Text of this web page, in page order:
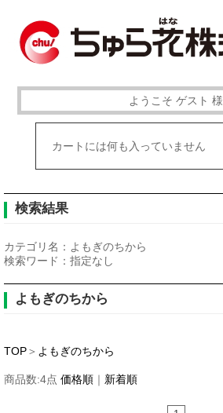
ようこそ ゲスト 様
カートには何も入っていません
検索結果
カテゴリ名： よもぎのちから
検索ワード： 指定なし
よもぎのちから
TOP＞ よもぎのちから
商品数:4点 価格順 ｜ 新着順